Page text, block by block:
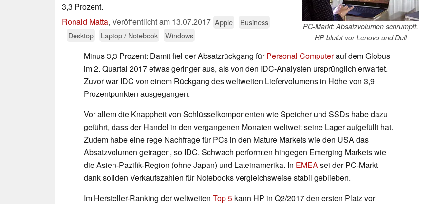
PC-Markt: Absatzvolumen schrumpft,
HP bleibt vor Lenovo und Dell
3,3 Prozent.
Ronald Matta, Veröffentlicht am 13.07.2017 Apple
Business
Desktop
Laptop / Notebook Windows
Minus 3,3 Prozent: Damit fiel der Absatzrückgang fürPersonal Computerauf dem Globus
im 2. Quartal 2017 etwas geringer aus, als von den IDC-Analysten ursprünglich erwartet.
Zuvor war IDC von einem Rückgang des weltweiten Liefervolumens in Höhe von 3,9
Prozentpunkten ausgegangen.
Vor allem die Knappheit von Schlüsselkomponenten wie Speicher und SSDs habe dazu
geführt, dass der Handel in den vergangenen Monaten weltweit seine Lager aufgefüllt hat.
Zudem habe eine rege Nachfrage für PCs in den Mature Markets wie den USA das
Absatzvolumen getragen, so IDC. Schwach performten hingegen Emerging Markets wie
die Asien-Pazifik-Region (ohne Japan) und Lateinamerika. In EMEAsei der PC-Markt
dank soliden Verkaufszahlen für Notebooks vergleichsweise stabil geblieben.
Im Hersteller-Ranking der weltweiten Top 5 kann HP in Q2/2017 den ersten Platz vor